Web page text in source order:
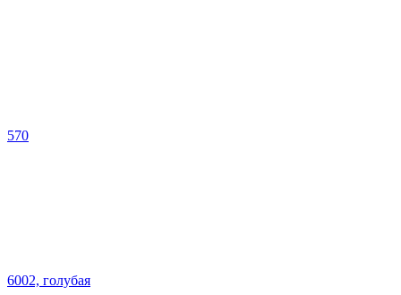
570
6002, голубая